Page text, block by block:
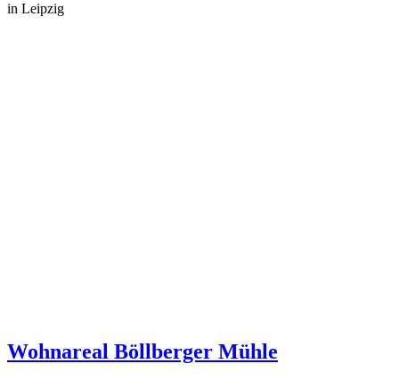
in Leipzig
Wohnareal Böllberger Mühle